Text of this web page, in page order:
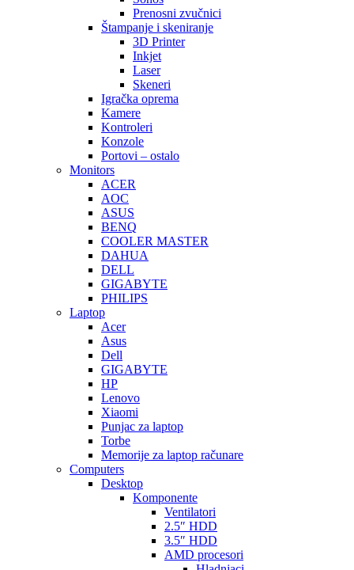
Prenosni zvučnici
Štampanje i skeniranje
3D Printer
Inkjet
Laser
Skeneri
Igračka oprema
Kamere
Kontroleri
Konzole
Portovi – ostalo
Monitors
ACER
AOC
ASUS
BENQ
COOLER MASTER
DAHUA
DELL
GIGABYTE
PHILIPS
Laptop
Acer
Asus
Dell
GIGABYTE
HP
Lenovo
Xiaomi
Punjac za laptop
Torbe
Memorije za laptop računare
Computers
Desktop
Komponente
Ventilatori
2.5″ HDD
3.5″ HDD
AMD procesori